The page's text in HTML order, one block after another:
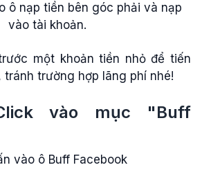
ô nạp tiền bên góc phải và nạp
vào tài khoản.
một khoản tiền nhỏ để tiến
tránh trường hợp lãng phí nhé!
vào mục "Buff
vào ô Buff Facebook